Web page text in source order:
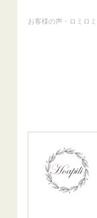
お客様の声・ロミロミ